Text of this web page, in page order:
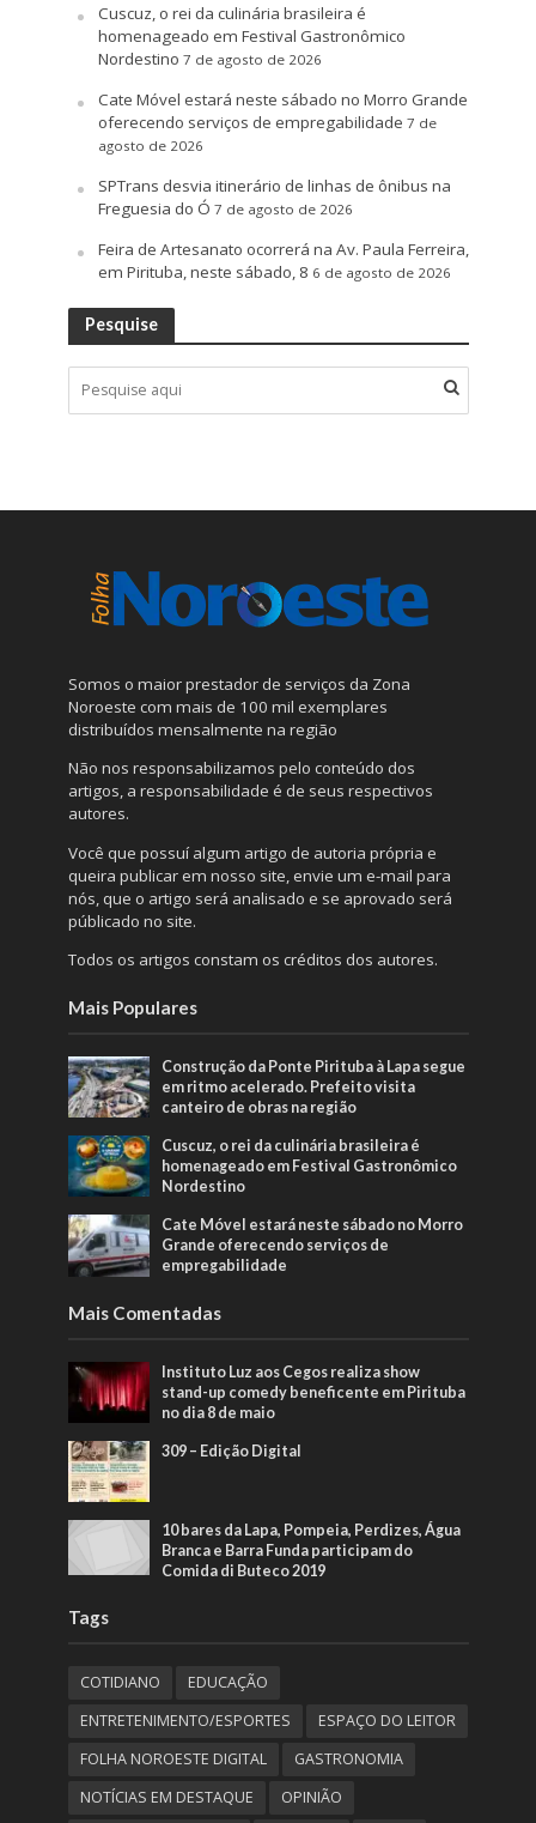
Cuscuz, o rei da culinária brasileira é
homenageado em Festival Gastronômico
Nordestino 7 de agosto de 2026
Cate Móvel estará neste sábado no Morro Grande
oferecendo serviços de empregabilidade 7 de
agosto de 2026
SPTrans desvia itinerário de linhas de ônibus na
Freguesia do Ó 7 de agosto de 2026
Feira de Artesanato ocorrerá na Av. Paula Ferreira,
em Pirituba, neste sábado, 8 6 de agosto de 2026
Pesquise
Somos o maior prestador de serviços da Zona
Noroeste com mais de 100 mil exemplares
distribuídos mensalmente na região
Não nos responsabilizamos pelo conteúdo dos
artigos, a responsabilidade é de seus respectivos
autores.
Você que possuí algum artigo de autoria própria e
queira publicar em nosso site, envie um e-mail para
nós, que o artigo será analisado e se aprovado será
públicado no site.
Todos os artigos constam os créditos dos autores.
Mais Populares
Construção da Ponte Pirituba à Lapa segue
em ritmo acelerado. Prefeito visita
canteiro de obras na região
Cuscuz, o rei da culinária brasileira é
homenageado em Festival Gastronômico
Nordestino
Cate Móvel estará neste sábado no Morro
Grande oferecendo serviços de
empregabilidade
Mais Comentadas
Instituto Luz aos Cegos realiza show
stand-up comedy beneficente em Pirituba
no dia 8 de maio
309 – Edição Digital
10 bares da Lapa, Pompeia, Perdizes, Água
Branca e Barra Funda participam do
Comida di Buteco 2019
Tags
COTIDIANO
EDUCAÇÃO
ENTRETENIMENTO/ESPORTES
ESPAÇO DO LEITOR
FOLHA NOROESTE DIGITAL
GASTRONOMIA
NOTÍCIAS EM DESTAQUE
OPINIÃO